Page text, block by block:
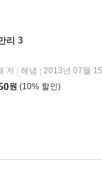
리 3
저
해냄
2013년 07월
원 (10% 할인)